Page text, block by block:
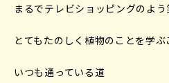
まるでテレビショッピングのよう
とてもたのしく植物のことを学ぶ
いつも通っている道